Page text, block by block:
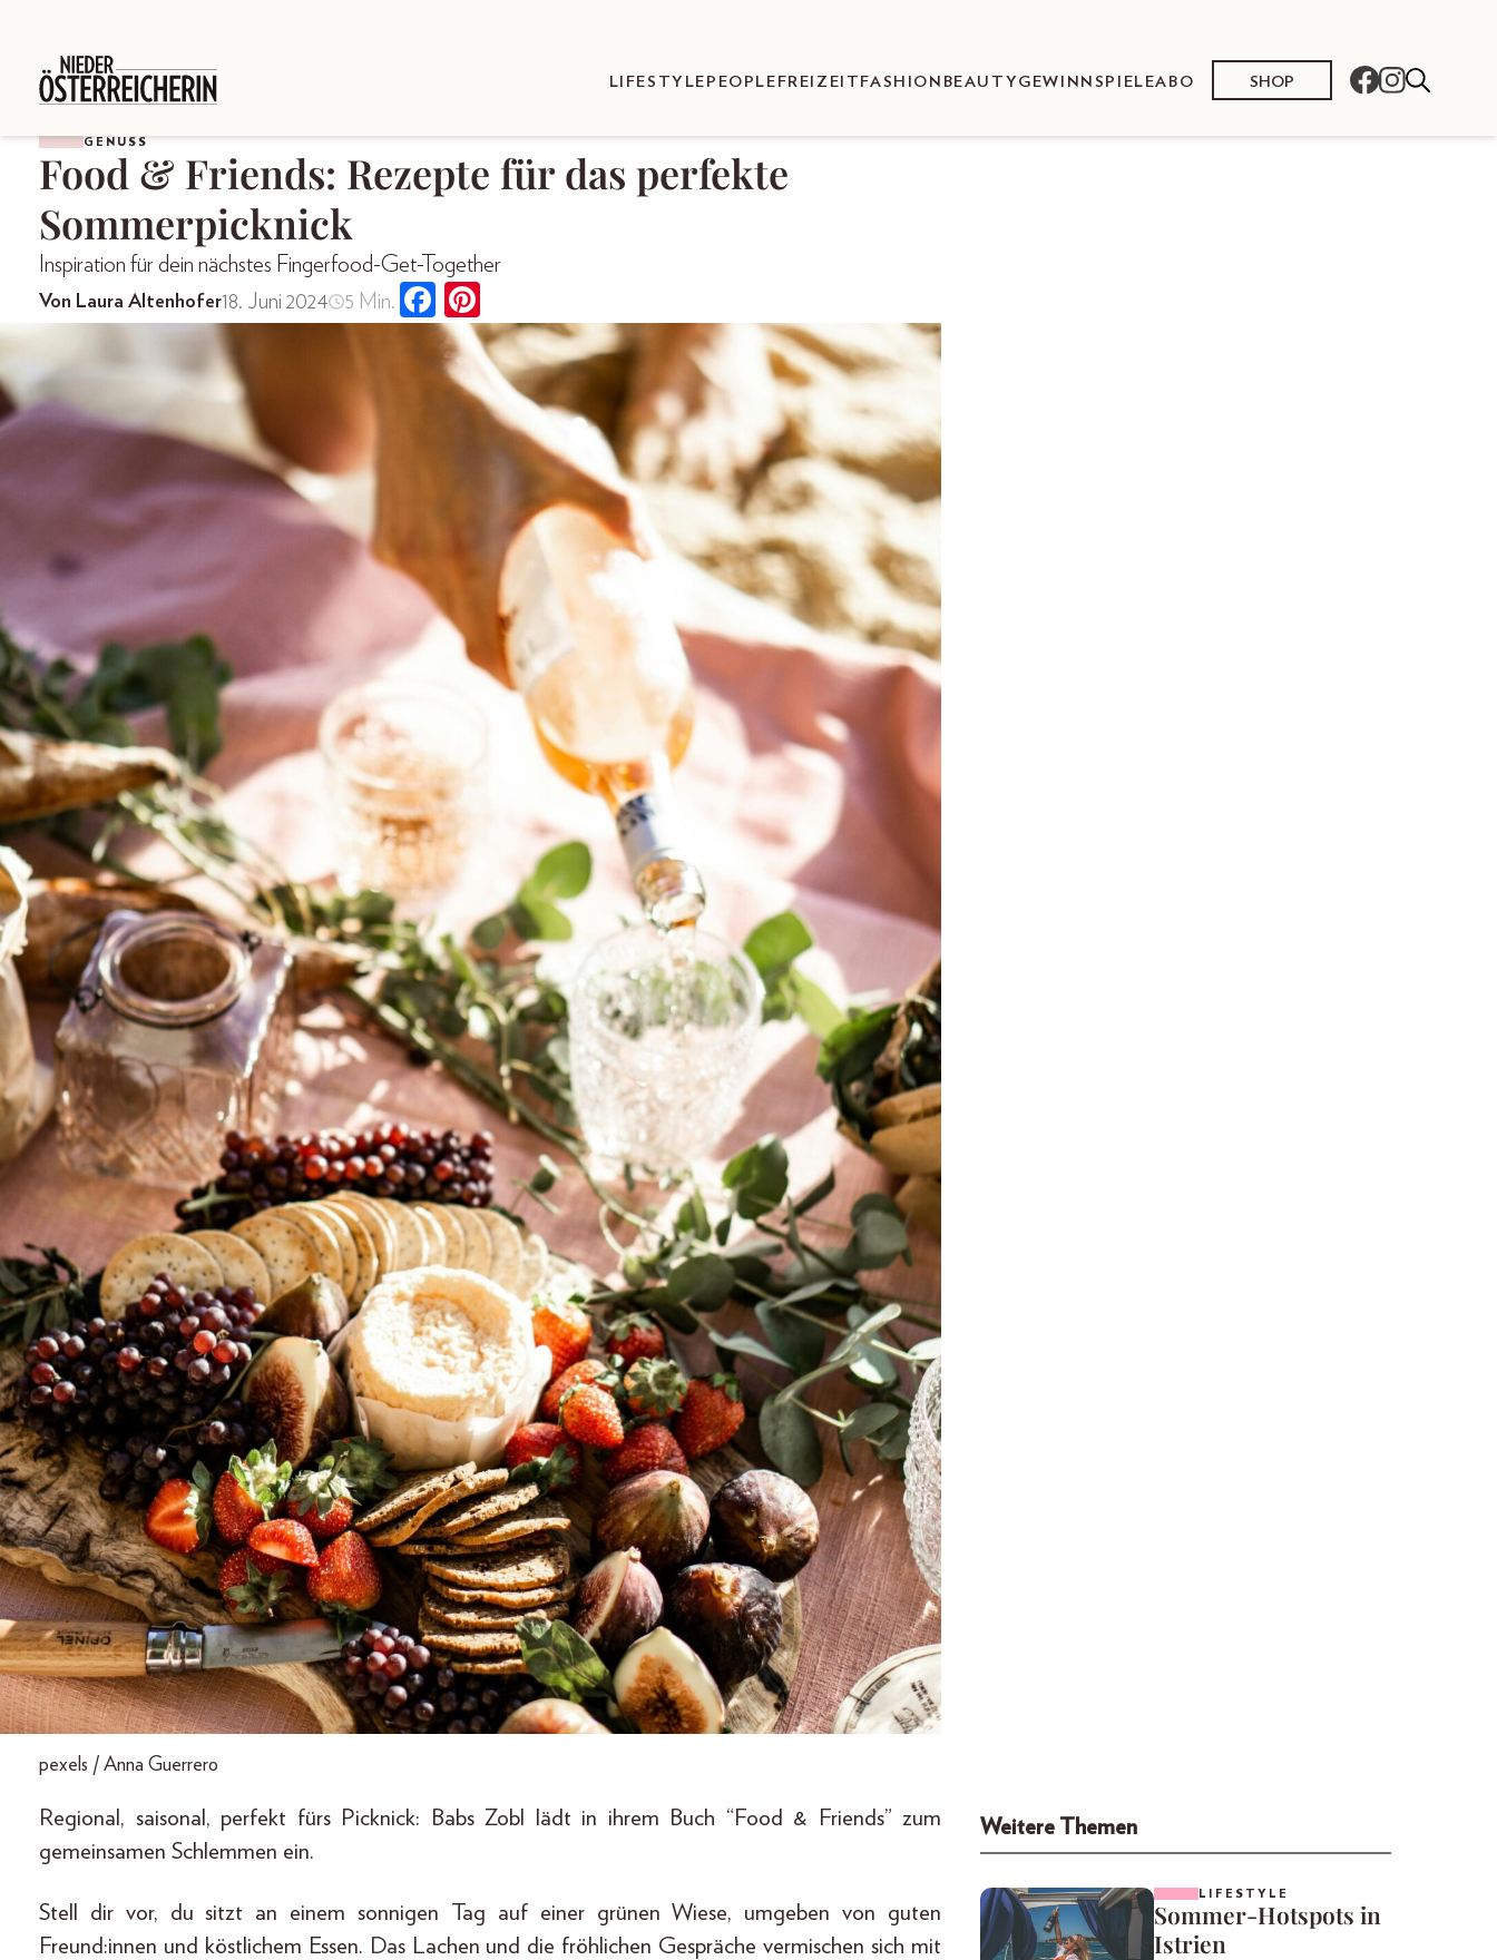
LIFESTYLE PEOPLE FREIZEIT FASHION BEAUTY GEWINNSPIELEABO SHOP
GENUSS
Food & Friends: Rezepte für das perfekte
Sommerpicknick
Inspiration für dein nächstes Fingerfood-Get-Together
Von Laura Altenhofer18. Juni 2024 5 Min.
pexels / Anna Guerrero
Regional, saisonal, perfekt fürs Picknick: Babs Zobl lädt in ihrem Buch “Food & Friends” zum
gemeinsamen Schlemmen ein.
Stell dir vor, du sitzt an einem sonnigen Tag auf einer grünen Wiese, umgeben von guten
Freund:innen und köstlichem Essen. Das Lachen und die fröhlichen Gespräche vermischen sich mit
Weitere Themen
LIFESTYLE
Sommer-Hotspots in
Istrien